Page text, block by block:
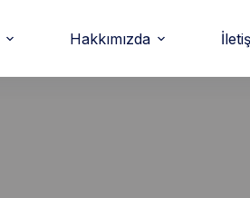
Hakkımızda